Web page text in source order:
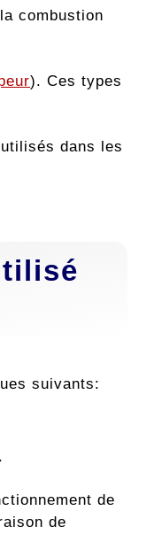
combustion
). Ces types
dans les
suivants:
de
de